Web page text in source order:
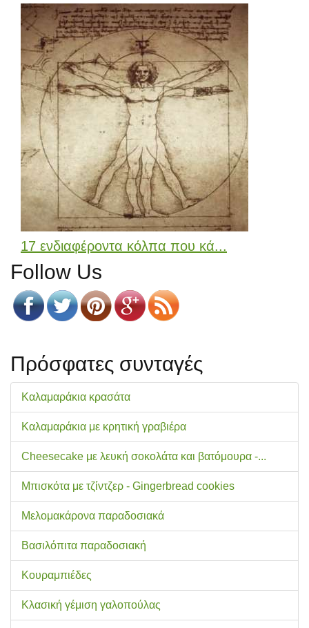
17 ενδιαφέροντα κόλπα που κά...
Follow Us
Πρόσφατες συνταγές
Καλαμαράκια κρασάτα
Καλαμαράκια με κρητική γραβιέρα
Cheesecake με λευκή σοκολάτα και βατόμουρα -...
Μπισκότα με τζίντζερ - Gingerbread cookies
Μελομακάρονα παραδοσιακά
Βασιλόπιτα παραδοσιακή
Κουραμπιέδες
Κλασική γέμιση γαλοπούλας